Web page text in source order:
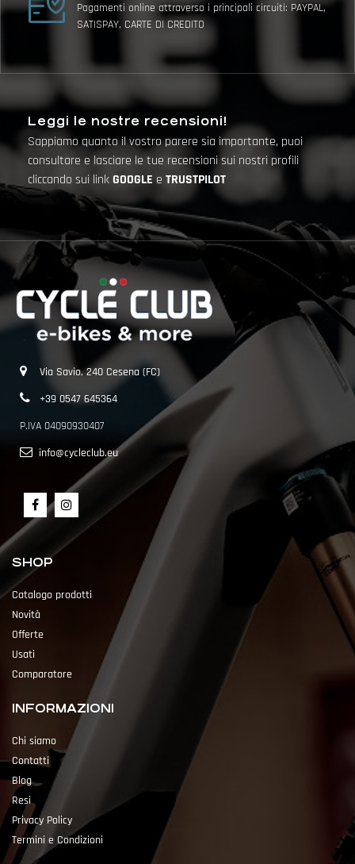
Pagamenti online attraverso i principali circuiti: PAYPAL,
SATISPAY, CARTE DI CREDITO
Leggi le nostre recensioni!
Sappiamo quanto il vostro parere sia importante, puoi
consultare e lasciare le tue recensioni sui nostri profili
cliccando sui linkGOOGLE e TRUSTPILOT
Via Savio, 240 Cesena (FC)
+39 0547 645364
P.IVA 04090930407
info@cycleclub.eu
SHOP
Catalogo prodotti
Novità
Offerte
Usati
Comparatore
INFORMAZIONI
Chi siamo
Contatti
Blog
Resi
Privacy Policy
Termini e Condizioni